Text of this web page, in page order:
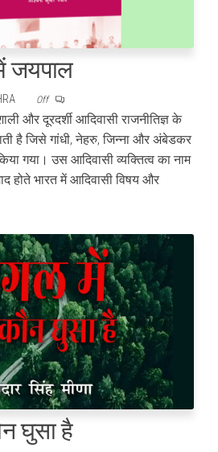
जयपाल
Off
और दूरदर्शी आदिवासी राजनीतिज्ञ के
है जिसे गांधी, नेहरु, जिन्ना और अंबेडकर
गया। उस आदिवासी व्यक्तित्व का नाम
होते भारत में आदिवासी विषय और
घुसा है